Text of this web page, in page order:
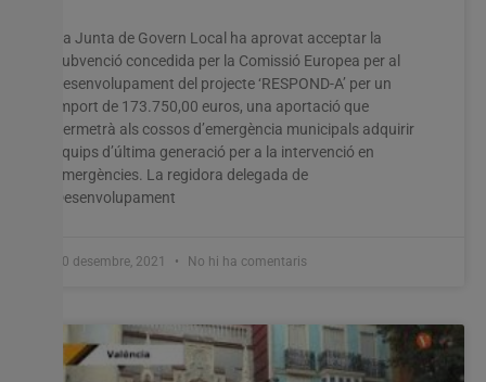
La Junta de Govern Local ha aprovat acceptar la
subvenció concedida per la Comissió Europea per al
desenvolupament del projecte ‘RESPOND-A’ per un
import de 173.750,00 euros, una aportació que
permetrà als cossos d’emergència municipals adquirir
equips d’última generació per a la intervenció en
emergències. La regidora delegada de
Desenvolupament
30 desembre, 2021 No hi ha comentaris